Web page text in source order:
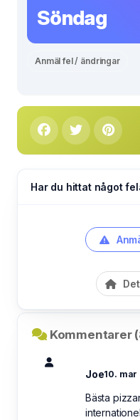
Söndag
Anmäl fel / ändringar
Har du hittat något
Kommentarer
Joe10. mar
Bästa